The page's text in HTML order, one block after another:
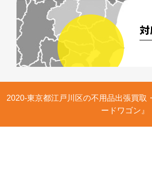
2020-東京都江戸川区の不用品出張買取
ードワゴン』